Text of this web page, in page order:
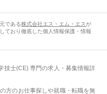
である株式会社エス・エム・エスが
ており徹底した個人情報保護・情報
技士(CE) 専門の求人・募集情報詳
方のお仕事探しや就職・転職を無